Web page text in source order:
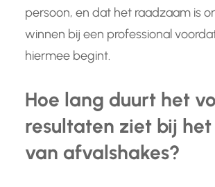
persoon, en dat het raadzaam is
winnen bij een professional
hiermee begint.
Hoe lang duurt het
resultaten ziet bij
van afvalshakes?